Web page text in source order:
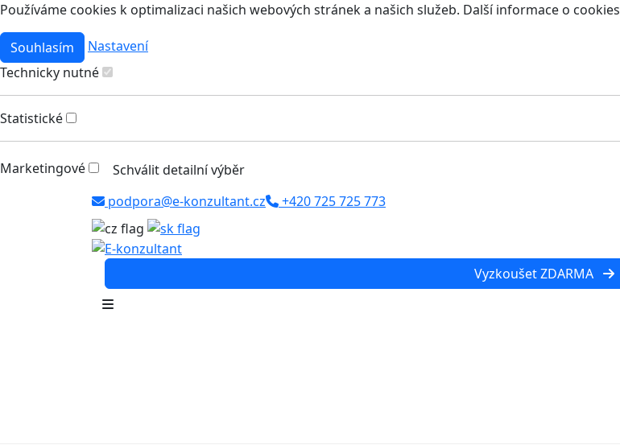
Používáme cookies k optimalizaci našich webových stránek a našich služeb. Další informace o cookies
Souhlasím
Nastavení
Technicky nutné
Statistické
Marketingové
Schválit detailní výběr
podpora@e-konzultant.cz
+420 725 725 773
Vyzkoušet ZDARMA